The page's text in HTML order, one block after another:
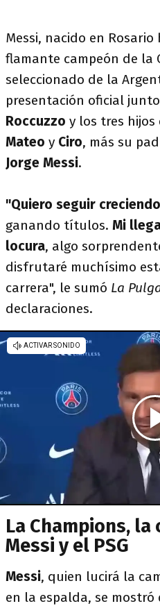
Messi, nacido en Rosario
flamante campeón de la
seleccionado de la
presentación oficial
Roccuzzo y los tres
Mateo y Ciro, más su
Jorge Messi.
"Quiero seguir creciendo
ganando títulos. Mi
locura, algo
disfrutaré muchísimo
carrera", le sumó La
declaraciones.
La Champions, la
Messi y el PSG
Messi, quien lucirá la
en la espalda, se